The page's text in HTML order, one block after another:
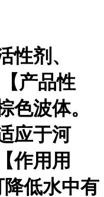
性剂、
产品性
色波体。
应于河
作用用
低水中有